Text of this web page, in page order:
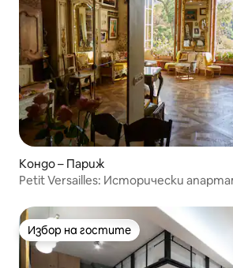
Кондо – Париж
Petit Versailles: Исторически
Избор на гостите
Избор на гостите